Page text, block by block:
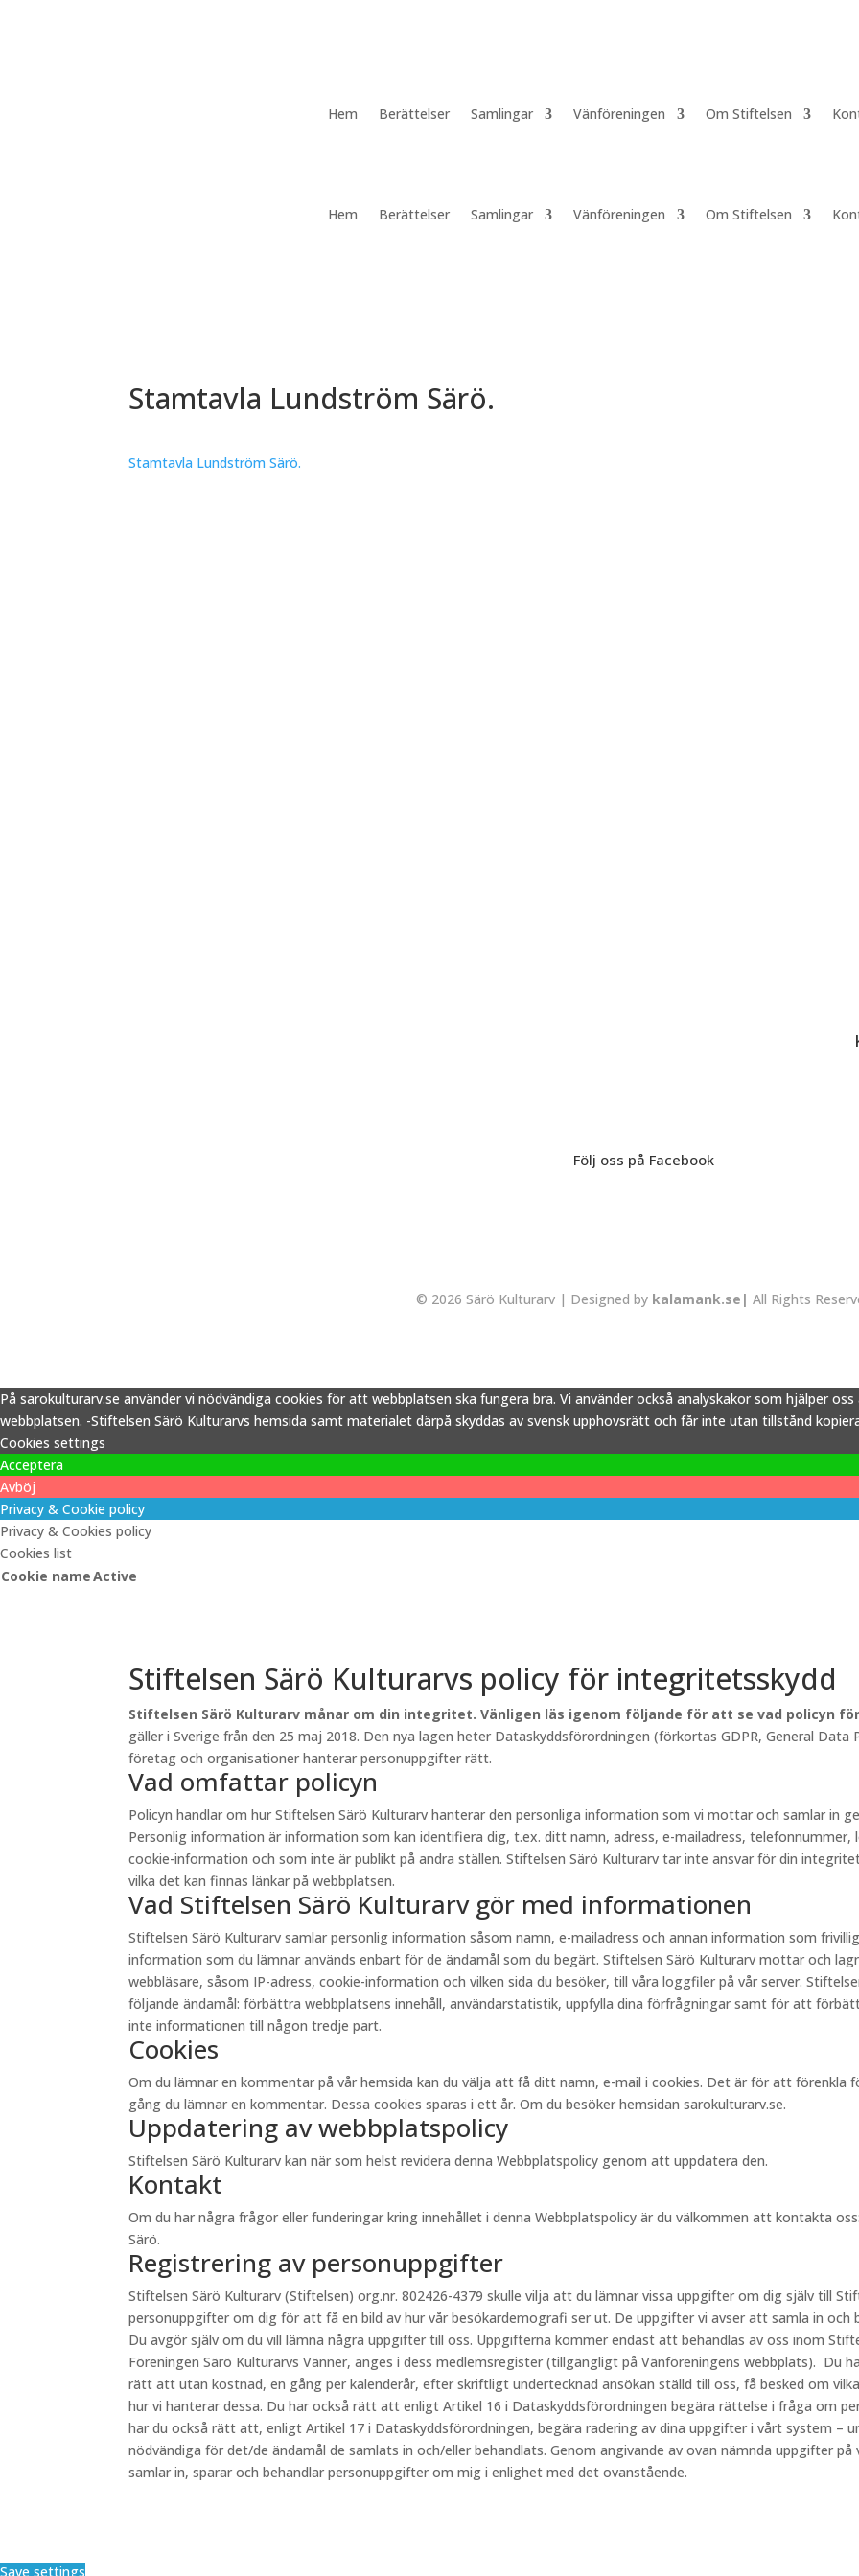
Hem Berättelser Samlingar Vänföreningen Om Stiftelsen
Hem Berättelser Samlingar Vänföreningen Om Stiftelsen
Stamtavla Lundström Särö.
Stamtavla Lundström Särö.
Följ oss på Facebook
© 2026 Särö Kulturarv | Designed by kalamank.se| All Rights
På sarokulturarv.se använder vi nödvändiga cookies för att webbplatsen ska fungera bra. Vi använder också analyskakor som hjälper
webbplatsen. -Stiftelsen Särö Kulturarvs hemsida samt materialet därpå skyddas av svensk upphovsrätt och får inte utan tillstånd
Cookies settings
Acceptera
Avböj
Privacy & Cookie policy
Privacy & Cookies policy
Cookies list
Cookie nameActive
Stiftelsen Särö Kulturarvs policy för integritetsskydd
Stiftelsen Särö Kulturarv månar om din integritet. Vänligen läs igenom följande för att se vad policyn
gäller i Sverige från den 25 maj 2018. Den nya lagen heter Dataskyddsförordningen (förkortas GDPR, General
företag och organisationer hanterar personuppgifter rätt.
Vad omfattar policyn
Policyn handlar om hur Stiftelsen Särö Kulturarv hanterar den personliga information som vi mottar och samlar in
Personlig information är information som kan identifiera dig, t.ex. ditt namn, adress, e-mailadress, telefonnummer,
cookie-information och som inte är publikt på andra ställen. Stiftelsen Särö Kulturarv tar inte ansvar för din
vilka det kan finnas länkar på webbplatsen.
Vad Stiftelsen Särö Kulturarv gör med informationen
Stiftelsen Särö Kulturarv samlar personlig information såsom namn, e-mailadress och annan information som
information som du lämnar används enbart för de ändamål som du begärt. Stiftelsen Särö Kulturarv mottar och
webbläsare, såsom IP-adress, cookie-information och vilken sida du besöker, till våra loggfiler på vår server.
följande ändamål: förbättra webbplatsens innehåll, användarstatistik, uppfylla dina förfrågningar samt för att
inte informationen till någon tredje part.
Cookies
Om du lämnar en kommentar på vår hemsida kan du välja att få ditt namn, e-mail i cookies. Det är för att förenkla
gång du lämnar en kommentar. Dessa cookies sparas i ett år. Om du besöker hemsidan sarokulturarv.se.
Uppdatering av webbplatspolicy
Stiftelsen Särö Kulturarv kan när som helst revidera denna Webbplatspolicy genom att uppdatera den.
Kontakt
Om du har några frågor eller funderingar kring innehållet i denna Webbplatspolicy är du välkommen att kontakta
Särö.
Registrering av personuppgifter
Stiftelsen Särö Kulturarv (Stiftelsen) org.nr. 802426-4379 skulle vilja att du lämnar vissa uppgifter om dig själv till
personuppgifter om dig för att få en bild av hur vår besökardemografi ser ut. De uppgifter vi avser att samla in och
Du avgör själv om du vill lämna några uppgifter till oss. Uppgifterna kommer endast att behandlas av oss inom
Föreningen Särö Kulturarvs Vänner, anges i dess medlemsregister (tillgängligt på Vänföreningens webbplats). Du
rätt att utan kostnad, en gång per kalenderår, efter skriftligt undertecknad ansökan ställd till oss, få besked om
hur vi hanterar dessa. Du har också rätt att enligt Artikel 16 i Dataskyddsförordningen begära rättelse i fråga om
har du också rätt att, enligt Artikel 17 i Dataskyddsförordningen, begära radering av dina uppgifter i vårt system
nödvändiga för det/de ändamål de samlats in och/eller behandlats. Genom angivande av ovan nämnda uppgifter
samlar in, sparar och behandlar personuppgifter om mig i enlighet med det ovanstående.
Save settings